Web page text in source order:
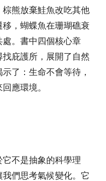
熊放棄鮭魚改吃其他
，蝴蝶魚在珊瑚礁衰
。書中四個核心章
庇護所，展開了自然
了：生命不會等待，
應環境。
不是抽象的科學理
們思考氣候變化。它